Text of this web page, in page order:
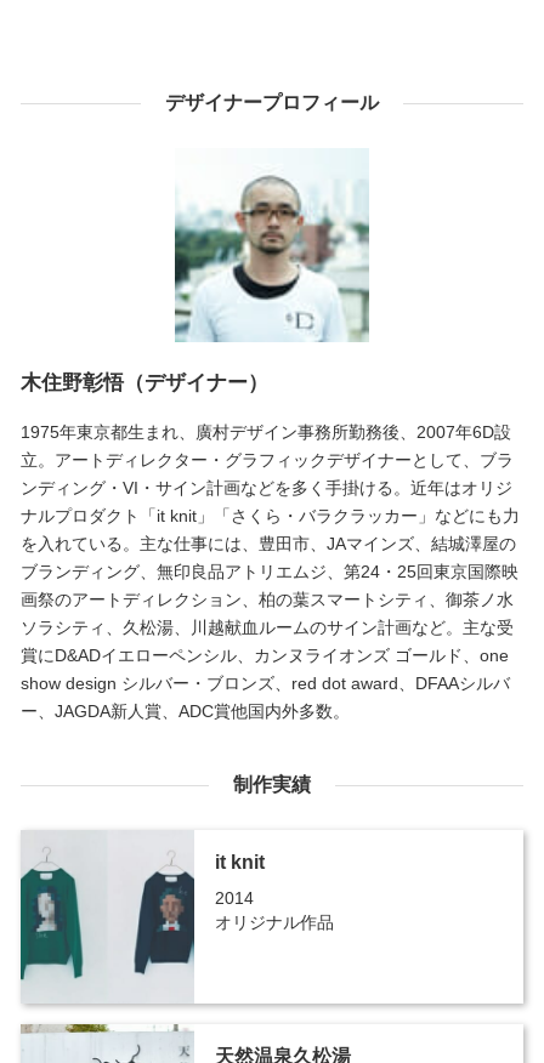
デザイナープロフィール
木住野彰悟（デザイナー）
1975年東京都生まれ、廣村デザイン事務所勤務後、2007年6D設
立。アートディレクター・グラフィックデザイナーとして、ブラ
ンディング・VI・サイン計画などを多く手掛ける。近年はオリジ
ナルプロダクト「it knit」「さくら・バラクラッカー」などにも力
を入れている。主な仕事には、豊田市、JAマインズ、結城澤屋の
ブランディング、無印良品アトリエムジ、第24・25回東京国際映
画祭のアートディレクション、柏の葉スマートシティ、御茶ノ水
ソラシティ、久松湯、川越献血ルームのサイン計画など。主な受
賞にD&ADイエローペンシル、カンヌライオンズ ゴールド、one
show design シルバー・ブロンズ、red dot award、DFAAシルバ
ー、JAGDA新人賞、ADC賞他国内外多数。
制作実績
it knit
2014
オリジナル作品
天然温泉久松湯